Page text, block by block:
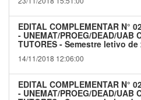
EDITAL COMPLEMENTAR N°
- UNEMAT/PROEG/DEAD/UAB
TUTORES - Semestre letivo de
14/11/2018 12:06:00
EDITAL COMPLEMENTAR N°
- UNEMAT/PROEG/DEAD/UAB